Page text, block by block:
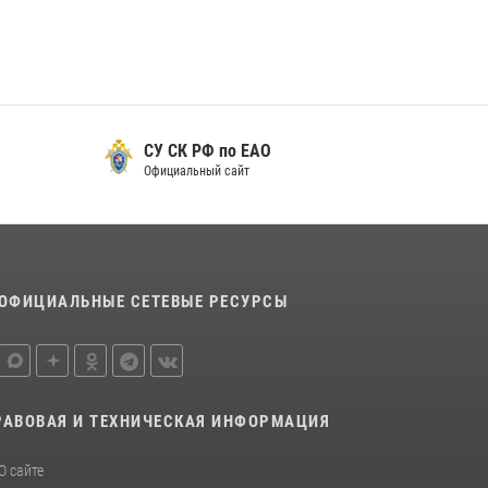
футболу
15 июля 2026, 07:12
СУ СК РФ по ЕАО
Официальный сайт
СЕТЕВЫЕ РЕСУРСЫ
И ТЕХНИЧЕСКАЯ ИНФОРМАЦИЯ
О сайте